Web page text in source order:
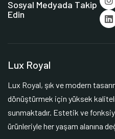
Sosyal Medyada Takip
Edin
Lux Royal
Lux Royal, şık ve modern
dönüştürmek için yüksek
sunmaktadır. Estetik ve
ürünleriyle her yaşam alanına